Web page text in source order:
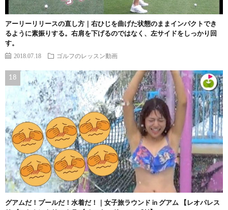
アーリーリリースの直し方｜右ひじを曲げた状態のままインパクトでき
るように素振りする。右肩を下げるのではなく、左サイドをしっかり回
す。
2018.07.18 ゴルフのレッスン動画
グアムだ！プールだ！水着だ！｜女子旅ラウンド in グアム 【レオパレス